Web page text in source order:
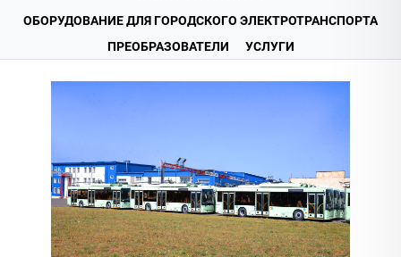
ОБОРУДОВАНИЕ ДЛЯ ГОРОДСКОГО ЭЛЕКТРОТРАНСПОРТА
ПРЕОБРАЗОВАТЕЛИ
УСЛУГИ